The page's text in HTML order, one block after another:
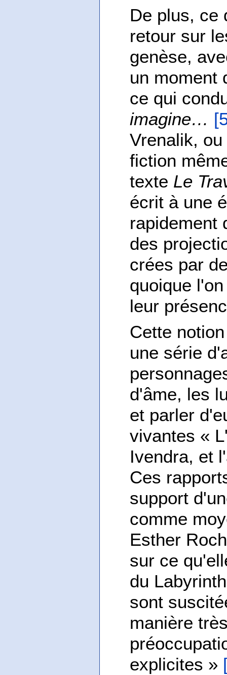
De plus, ce
retour sur
genèse,
un moment
ce qui
imagine…
Vrenalik,
fiction
texte Le
écrit à une
rapidement
des
crées par
quoique
leur
Cette
une série
d'âme, les
et parler
vivantes «
Ivendra, et
Ces
support
comme
Esther
sur ce
du
sont
manière
explicites »